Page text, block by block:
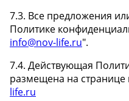
7.3. Все предложения
Политике
info@nov-life.ru".
7.4. Действующая
размещена на странице
life.ru